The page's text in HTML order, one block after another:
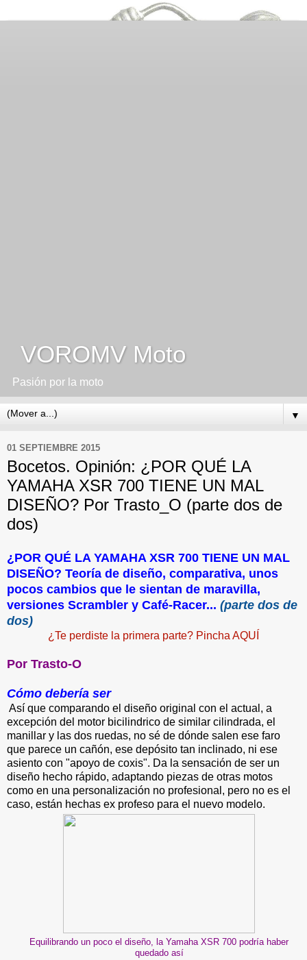
VOROMV Moto
Pasión por la moto
▼
01 SEPTIEMBRE 2015
Bocetos. Opinión: ¿POR QUÉ LA
YAMAHA XSR 700 TIENE UN MAL
DISEÑO? Por Trasto_O (parte dos de
dos)
¿POR QUÉ LA YAMAHA XSR 700 TIENE UN MAL
DISEÑO? Teoría de diseño, comparativa, unos
pocos cambios que le sientan de maravilla,
versiones Scrambler y Café-Racer... (parte dos de
dos)
¿Te perdiste la primera parte? Pincha AQUÍ
Por Trasto-O
Cómo debería ser
Así que comparando el diseño original con el actual, a
excepción del motor bicilindrico de similar cilindrada, el
manillar y las dos ruedas, no sé de dónde salen ese faro
que parece un cañón, ese depósito tan inclinado, ni ese
asiento con "apoyo de coxis". Da la sensación de ser un
diseño hecho rápido, adaptando piezas de otras motos
como en una personalización no profesional, pero no es el
caso, están hechas ex profeso para el nuevo modelo.
Equilibrando un poco el diseño, la Yamaha XSR 700 podría haber
quedado así